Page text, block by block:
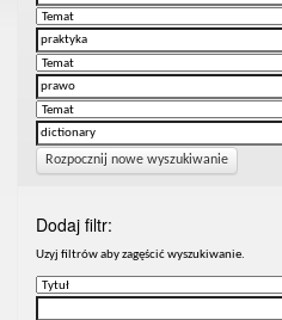
Rozpocznij nowe wyszukiwanie
Dodaj filtr:
Uzyj filtrów aby zagęścić wyszukiwanie.